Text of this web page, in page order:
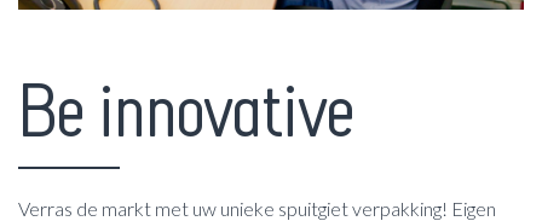
Be innovative
Verras de markt met uw unieke spuitgiet verpakking! Eigen